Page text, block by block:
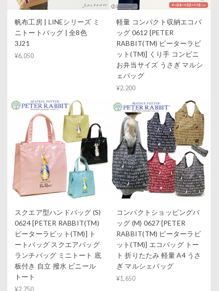
帆布工房 | LINEシリーズ ミ
ニトートバッグ | 全8色
3J21
¥6,050
軽量 コンパクト収納エコバ
ッグ 0612 [PETER
RABBIT(TM) ピーターラビ
ット(TM)] くり手 コンビニ
お弁当サイズ うさぎ マルシ
ェバッグ
¥2,200
スクエア型ハンドバッグ (S)
0624 [PETER RABBIT(TM)
ピーターラビット(TM)] ト
ートバッグ スクエアバッグ
ランチバッグ ミニトート 底
板付き 自立 撥水 ビニール
トート
¥2,750
コンパクトショッピングバ
ッグ (M) 0627 [PETER
RABBIT(TM) ピーターラビ
ット(TM)] エコバッグ トー
ト 折りたたみ 軽量 A4 うさ
ぎ マルシェバッグ
¥1,650